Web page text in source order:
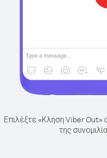
Επιλέξτε «Κλήση Viber Out»
της